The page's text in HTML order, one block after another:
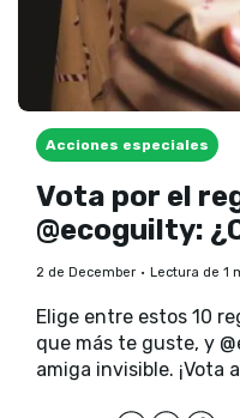
Acciones especiales
Vota por el
@ecoguilty:
2 de December Lectura de 1
Elige entre estos 10
que más te guste, y
amiga invisible. ¡Vota